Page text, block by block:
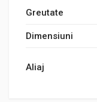
Greutate
Dimensiuni
Aliaj